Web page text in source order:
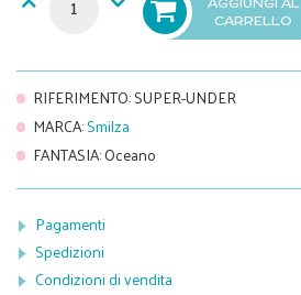
CARRELLO
RIFERIMENTO:SUPER-UNDER
MARCA:Smilza
FANTASIA:Oceano
Pagamenti
Spedizioni
Condizioni di vendita